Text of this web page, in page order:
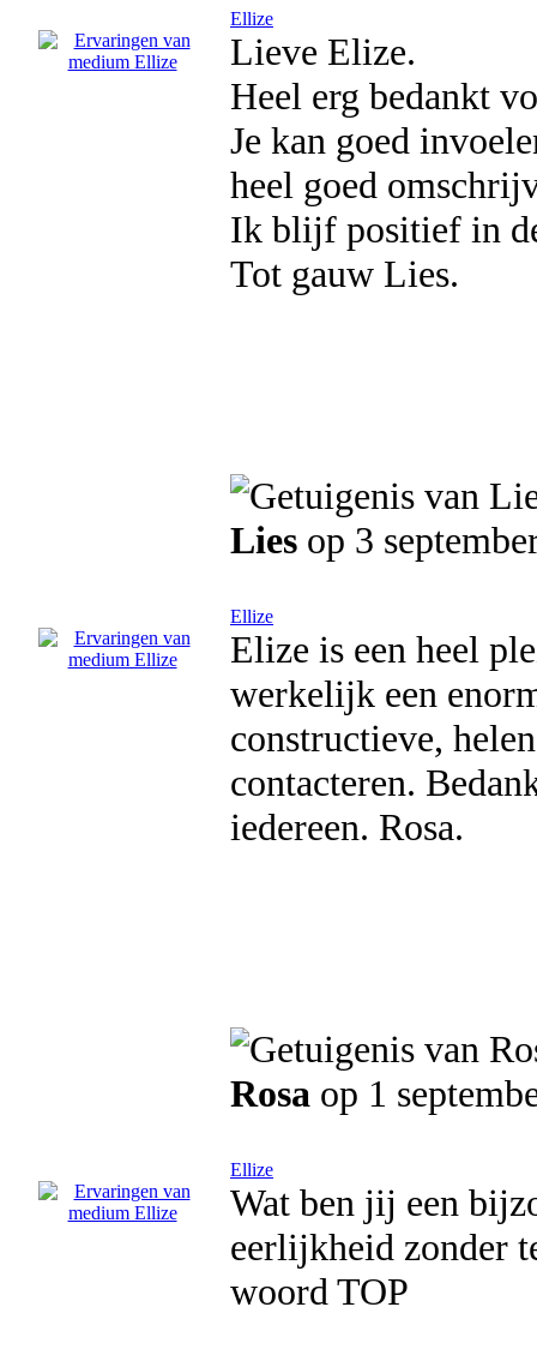
Ellize
Lieve Elize.
Heel erg bedankt
Je kan goed
heel goed
Ik blijf positief in
Tot gauw Lies.
Lies op 3
Ellize
Elize is een heel
werkelijk een
constructieve,
contacteren.
iedereen. Rosa.
Rosa op 1
Ellize
Wat ben jij een
eerlijkheid zonder
woord TOP